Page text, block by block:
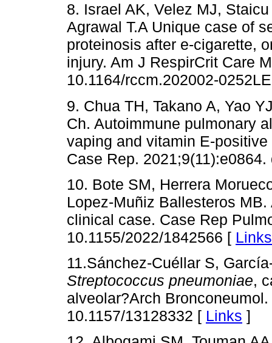
8. Israel AK, Velez MJ,
Agrawal T.A Unique case of
proteinosis after e-cigarette,
injury. Am J RespirCrit Care
10.1164/rccm.202002-
9. Chua TH, Takano A, Yao
Ch. Autoimmune pulmonary
vaping and vitamin E-
Case Rep.
10. Bote SM, Herrera
Lopez-Muñiz Ballesteros
clinical case. Case Rep
10.1155/2022/1842566 [ Links
11.Sánchez-Cuéllar S,
Streptococcus pneumoniae,
alveolar?Arch
10.1157/13128332 [ Links ]